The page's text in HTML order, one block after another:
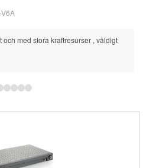
V6A
med stora kraftresurser , väldigt